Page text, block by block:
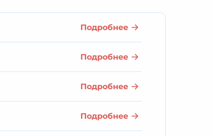
Подробнее
Подробнее
Подробнее
Подробнее